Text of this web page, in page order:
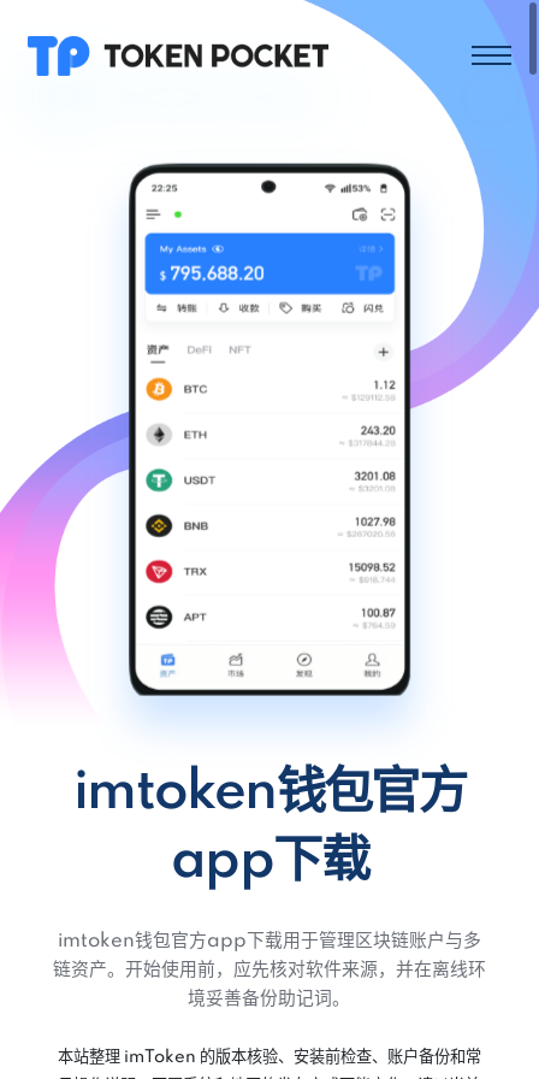
imtoken钱包官方
app下载
imtoken钱包官方app下载用于管理区块链账户与多
链资产。开始使用前，应先核对软件来源，并在离线环
境妥善备份助记词。
本站整理 imToken 的版本核验、安装前检查、账户备份和常